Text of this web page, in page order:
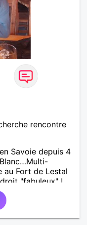
rencontre
Savoie depuis 4
au Fort de Lestal
"fabuleux" !…